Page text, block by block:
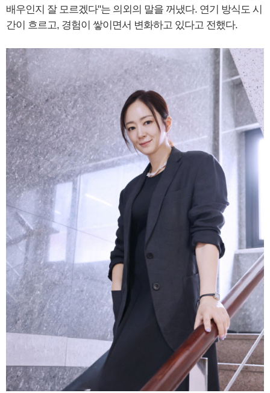
배우인지 잘 모르겠다"는 의외의 말을 꺼냈다. 연기 방식도 시
간이 흐르고, 경험이 쌓이면서 변화하고 있다고 전했다.